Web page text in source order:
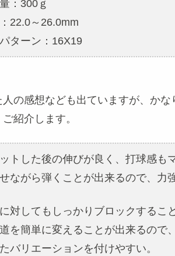
：300ｇ
22.0～26.0mm
ターン：16X19
の感想なども出ていますが、かな
紹介します。
トした後の伸びが良く、打球感も
ながら弾くことが出来るので、力
対してもしっかりブロックするこ
を簡単に変えることが出来るので
バリエーションを付けやすい。